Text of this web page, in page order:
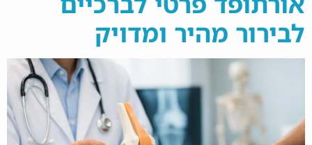
לבירור מהיר ומדויק